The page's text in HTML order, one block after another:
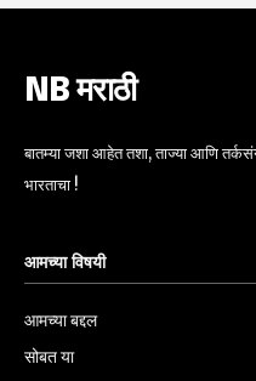
NB मराठी
बातम्या जशा आहेत तशा, ताज्या आणि
भारताचा !
आमच्या विषयी
आमच्या बद्दल
सोबत या